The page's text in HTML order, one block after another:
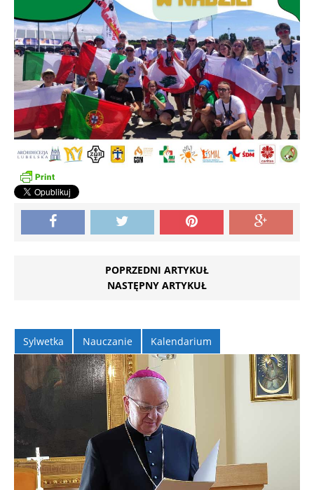
POPRZEDNI ARTYKUŁ
NASTĘPNY ARTYKUŁ
Sylwetka Nauczanie Kalendarium